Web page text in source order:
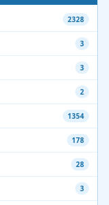
2328
3
3
2
1354
178
28
3